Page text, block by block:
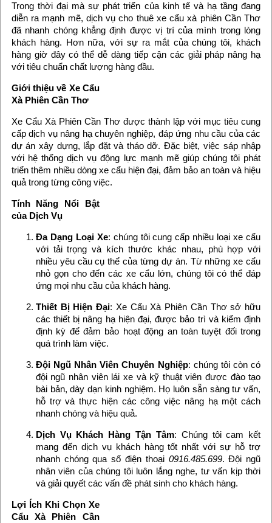
Trong thời đại mà sự phát triển của kinh tế và hạ tầng đang
diễn ra mạnh mẽ, dịch vụ cho thuê xe cẩu xà phiên Cần Thơ
đã nhanh chóng khẳng định được vị trí của mình trong lòng
khách hàng. Hơn nữa, với sự ra mắt của chúng tôi, khách
hàng giờ đây có thể dễ dàng tiếp cận các giải pháp nâng hạ
với tiêu chuẩn chất lượng hàng đầu.
Giới thiệu về Xe Cẩu
Xà Phiên Cần Thơ
Xe Cẩu Xà Phiên Cần Thơ được thành lập với mục tiêu cung
cấp dịch vụ nâng hạ chuyên nghiệp, đáp ứng nhu cầu của các
dự án xây dựng, lắp đặt và tháo dỡ. Đặc biệt, việc sáp nhập
với hệ thống dịch vụ động lực mạnh mẽ giúp chúng tôi phát
triển thêm nhiều dòng xe cẩu hiện đại, đảm bảo an toàn và hiệu
quả trong từng công việc.
Tính Năng Nổi Bật
của Dịch Vụ
Đa Dạng Loại Xe: chúng tôi cung cấp nhiều loại xe cẩu
với tải trọng và kích thước khác nhau, phù hợp với
nhiều yêu cầu cụ thể của từng dự án. Từ những xe cẩu
nhỏ gọn cho đến các xe cẩu lớn, chúng tôi có thể đáp
ứng mọi nhu cầu của khách hàng.
Thiết Bị Hiện Đại: Xe Cẩu Xà Phiên Cần Thơ sở hữu
các thiết bị nâng hạ hiện đại, được bảo trì và kiểm định
định kỳ để đảm bảo hoạt động an toàn tuyệt đối trong
quá trình làm việc.
Đội Ngũ Nhân Viên Chuyên Nghiệp: chúng tôi còn có
đội ngũ nhân viên lái xe và kỹ thuật viên được đào tạo
bài bản, dày dạn kinh nghiệm. Họ luôn sẵn sàng tư vấn,
hỗ trợ và thực hiện các công việc nâng hạ một cách
nhanh chóng và hiệu quả.
Dịch Vụ Khách Hàng Tận Tâm: Chúng tôi cam kết
mang đến dịch vụ khách hàng tốt nhất với sự hỗ trợ
nhanh chóng qua số điện thoại 0916.485.699. Đội ngũ
nhân viên của chúng tôi luôn lắng nghe, tư vấn kịp thời
và giải quyết các vấn đề phát sinh cho khách hàng.
Lợi Ích Khi Chọn Xe
Cẩu Xà Phiên Cần